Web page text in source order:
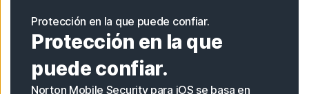
Protección en la que puede confiar.
Protección en la que
puede confiar.
Norton Mobile Security para iOS se basa en